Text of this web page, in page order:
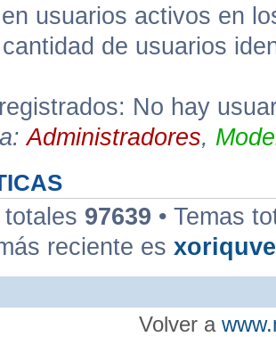
usuarios activos en
de usuarios
No hay
Administradores,
97639 • Temas
reciente es
Volver a